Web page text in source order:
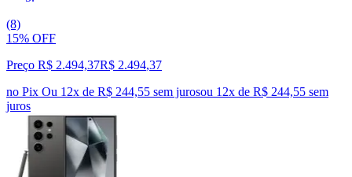
(8)
15% OFF
Preço R$ 2.494,37R$ 2.494,37
no Pix Ou 12x de R$ 244,55 sem jurosou 12x de R$ 244,55 sem
juros